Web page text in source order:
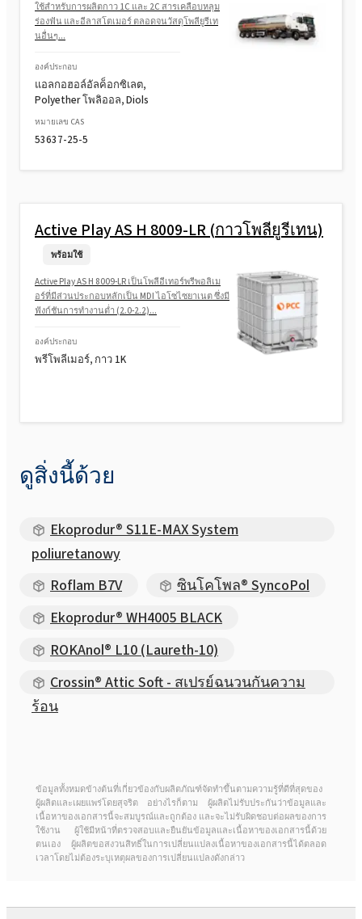
ใช้สำหรับการผลิตกาว 1C และ 2C สารเคลือบหลุม
ร่องฟัน และอีลาสโตเมอร์ ตลอดจนวัสดุโพลียูรีเท
นอื่นๆ...
องค์ประกอบ
แอลกอฮอล์อัลค็อกซิเลต,
Polyether โพลิออล, Diols
หมายเลข CAS
53637-25-5
Active Play AS H 8009-LR (กาวโพลียูรีเทน)
พร้อมใช้
Active Play AS H 8009-LR เป็นโพลีอีเทอร์พรีพอลิเม
อร์ที่มีส่วนประกอบหลักเป็น MDI ไอโซไซยาเนต ซึ่งมี
ฟังก์ชันการทำงานต่ำ (2.0-2.2)...
องค์ประกอบ
พรีโพลีเมอร์, กาว 1K
ดูสิ่งนี้ด้วย
Ekoprodur® S11E-MAX System
poliuretanowy
Roflam B7V
ซินโคโพล® SyncoPol
Ekoprodur® WH4005 BLACK
ROKAnol® L10 (Laureth-10)
Crossin® Attic Soft - สเปรย์ฉนวนกันความ
ร้อน
ข้อมูลทั้งหมดข้างต้นที่เกี่ยวข้องกับผลิตภัณฑ์จัดทำขึ้นตามความรู้ที่ดีที่สุดของ
ผู้ผลิตและเผยแพร่โดยสุจริต อย่างไรก็ตาม ผู้ผลิตไม่รับประกันว่าข้อมูลและ
เนื้อหาของเอกสารนี้จะสมบูรณ์และถูกต้อง และจะไม่รับผิดชอบต่อผลของการ
ใช้งาน ผู้ใช้มีหน้าที่ตรวจสอบและยืนยันข้อมูลและเนื้อหาของเอกสารนี้ด้วย
ตนเอง ผู้ผลิตขอสงวนสิทธิ์ในการเปลี่ยนแปลงเนื้อหาของเอกสารนี้ได้ตลอด
เวลาโดยไม่ต้องระบุเหตุผลของการเปลี่ยนแปลงดังกล่าว